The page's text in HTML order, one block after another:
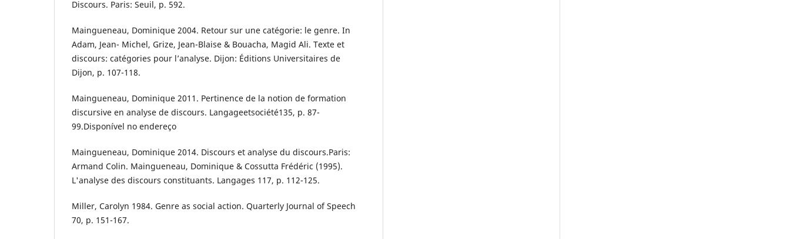
Discours. Paris: Seuil, p. 592.
Maingueneau, Dominique 2004. Retour sur une catégorie: le genre. In
Adam, Jean- Michel, Grize, Jean-Blaise & Bouacha, Magid Ali. Texte et
discours: catégories pour l’analyse. Dijon: Éditions Universitaires de
Dijon, p. 107-118.
Maingueneau, Dominique 2011. Pertinence de la notion de formation
discursive en analyse de discours. Langageetsociété135, p. 87-
99.Disponível no endereço
Maingueneau, Dominique 2014. Discours et analyse du discours.Paris:
Armand Colin. Maingueneau, Dominique & Cossutta Frédéric (1995).
L'analyse des discours constituants. Langages 117, p. 112-125.
Miller, Carolyn 1984. Genre as social action. Quarterly Journal of Speech
70, p. 151-167.